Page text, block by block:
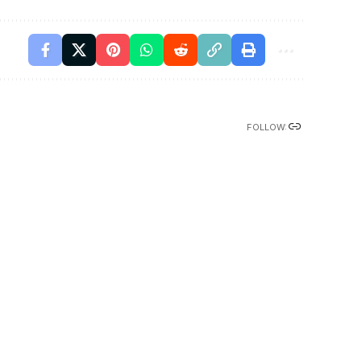
FOLLOW: